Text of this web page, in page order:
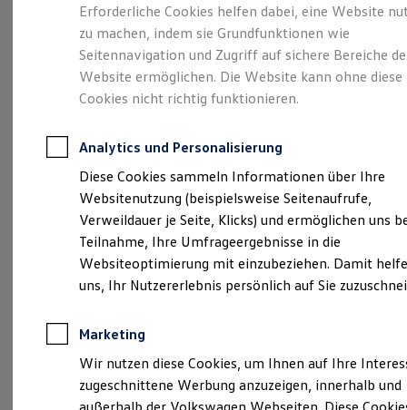
Leasing
Leasing-Angebote
Gebrauchtwagen Leasing
Junge Gebrauchtwagen-Leasing
Elektroauto Leasing
Kleinwagen-Leasing
Leasing ohne Anzahlung
Autokredit mit Schlussrate
Versicherungen und Garantien
Kfz-Versicherung
Restschuldversicherungen
Garantien
Wartungsverträge
Geschäftskunden
Professional Class bei Volkswagen
Großkunden
Behörden
Anpfiff zum Gewinn
Elektroautos
ID. Tutorials
Elektrofahrzeugkonzepte
So geht neu.
Entdecken Sie jetzt
den neuen ID.3 Neo!
Erforderliche Cookies helfen dabei, eine Website
zu machen, indem sie Grundfunktionen wie
Seitennavigation und Zugriff auf sichere Bereiche
Website ermöglichen. Die Website kann ohne diese
Cookies nicht richtig funktionieren.
Analytics und Personalisierung
Diese Cookies sammeln Informationen über Ihre
Websitenutzung (beispielsweise Seitenaufrufe,
Verweildauer je Seite, Klicks) und ermöglichen uns
Teilnahme, Ihre Umfrageergebnisse in die
Websiteoptimierung mit einzubeziehen. Damit
uns, Ihr Nutzererlebnis persönlich auf Sie
Marketing
Wir nutzen diese Cookies, um Ihnen auf Ihre
zugeschnittene Werbung anzuzeigen, innerhalb und
außerhalb der Volkswagen Webseiten. Diese